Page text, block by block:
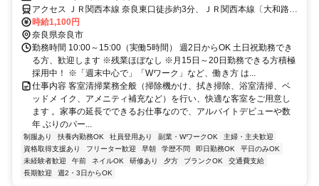
アクセス ＪＲ関西本線 奈良東口徒歩約3分、ＪＲ関西本線〔大和路
線〕 奈良東口徒歩約3分、ＪＲ桜井線 奈良東口徒歩約3分 JR「奈良
駅」東口より徒歩約2分
時給1,100円
奈良県奈良市
勤務時間 10:00～15:00（実働5時間） 週2日からOK 土日祝勤務でき
る方、歓迎します ※残業ほぼなし ※月15日～20日勤務できる方積極
採用中！ ※「週末中心で」「Wワーク」など、働き方 は...
仕事内容 客室清掃業務全般（掃除機かけ、拭き掃除、浴室清掃、ベ
ッドメ イク、アメニティ補充など）を行い、快適な客室をご用意し
ます 。家事の延長でできるお仕事なので、アルバイトデビューや数
年 ぶりのパー...
制服あり 扶養内勤務OK 社員登用あり 副業・WワークOK
主婦・主夫歓迎
資格取得支援あり
フリーター歓迎 早朝 学歴不問 即日勤務OK
平日のみOK
未経験者歓迎
午前 ネイルOK 研修あり 夕方 ブランクOK
交通費支給
長期歓迎
週2・3日からOK